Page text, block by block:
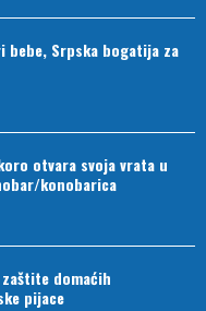
bebe, Srpska bogatija za
otvara svoja vrata u
konobarica
domaćih
pijace